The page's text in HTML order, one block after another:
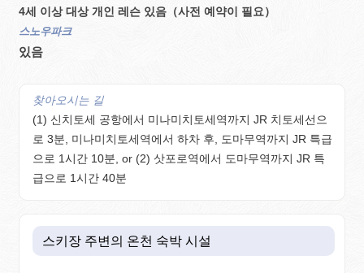
4세 이상 대상 개인 레슨 있음（사전 예약이 필요）
스노우파크
있음
찾아오시는 길
(1) 신치토세 공항에서 미나미치토세역까지 JR 치토세선으
로 3분, 미나미치토세역에서 하차 후, 도마무역까지 JR 특급
으로 1시간 10분, or (2) 삿포로역에서 도마무역까지 JR 특
급으로 1시간 40분
스키장 주변의 온천 숙박 시설